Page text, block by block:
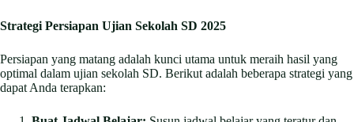
Strategi Persiapan Ujian Sekolah SD 2025
Persiapan yang matang adalah kunci utama untuk meraih hasil yang
optimal dalam ujian sekolah SD. Berikut adalah beberapa strategi yang
dapat Anda terapkan: